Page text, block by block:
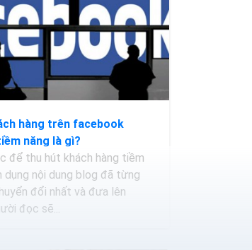
hàng trên facebook
năng là gì?
để thu hút khách hàng tiềm
dụng nội dung blog đã từng
đổi nhất và đưa lên
đọc sẽ...